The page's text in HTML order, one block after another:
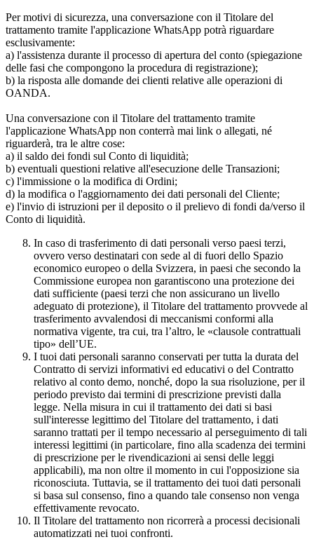
Per motivi di sicurezza, una conversazione con il Titolare del
trattamento tramite l'applicazione WhatsApp potrà riguardare
esclusivamente:
a) l'assistenza durante il processo di apertura del conto (spiegazione
delle fasi che compongono la procedura di registrazione);
b) la risposta alle domande dei clienti relative alle operazioni di
OANDA.
Una conversazione con il Titolare del trattamento tramite
l'applicazione WhatsApp non conterrà mai link o allegati, né
riguarderà, tra le altre cose:
a) il saldo dei fondi sul Conto di liquidità;
b) eventuali questioni relative all'esecuzione delle Transazioni;
c) l'immissione o la modifica di Ordini;
d) la modifica o l'aggiornamento dei dati personali del Cliente;
e) l'invio di istruzioni per il deposito o il prelievo di fondi da/verso il
Conto di liquidità.
In caso di trasferimento di dati personali verso paesi terzi,
ovvero verso destinatari con sede al di fuori dello Spazio
economico europeo o della Svizzera, in paesi che secondo la
Commissione europea non garantiscono una protezione dei
dati sufficiente (paesi terzi che non assicurano un livello
adeguato di protezione), il Titolare del trattamento provvede al
trasferimento avvalendosi di meccanismi conformi alla
normativa vigente, tra cui, tra l’altro, le «clausole contrattuali
tipo» dell’UE.
I tuoi dati personali saranno conservati per tutta la durata del
Contratto di servizi informativi ed educativi o del Contratto
relativo al conto demo, nonché, dopo la sua risoluzione, per il
periodo previsto dai termini di prescrizione previsti dalla
legge. Nella misura in cui il trattamento dei dati si basi
sull'interesse legittimo del Titolare del trattamento, i dati
saranno trattati per il tempo necessario al perseguimento di tali
interessi legittimi (in particolare, fino alla scadenza dei termini
di prescrizione per le rivendicazioni ai sensi delle leggi
applicabili), ma non oltre il momento in cui l'opposizione sia
riconosciuta. Tuttavia, se il trattamento dei tuoi dati personali
si basa sul consenso, fino a quando tale consenso non venga
effettivamente revocato.
Il Titolare del trattamento non ricorrerà a processi decisionali
automatizzati nei tuoi confronti.